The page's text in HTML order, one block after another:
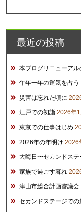
イ
ブ
最近の投稿
本ブログリニューア
午年一年の運気を占う
災害は忘れた頃に
江戸での初詣 2026年1
東京での仕事はじめ
2026年の年明け 2026
大晦日〜セカンドス
家族で過ごす暮れ
津山市総合計画審議
セカンドステージで